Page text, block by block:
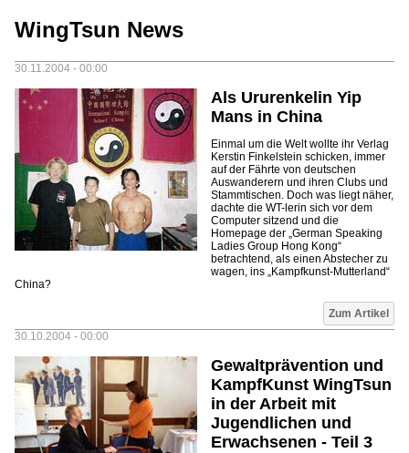
WingTsun News
30.11.2004 - 00:00
Als Ururenkelin Yip
Mans in China
Einmal um die Welt wollte ihr Verlag
Kerstin Finkelstein schicken, immer
auf der Fährte von deutschen
Auswanderern und ihren Clubs und
Stammtischen. Doch was liegt näher,
dachte die WT-lerin sich vor dem
Computer sitzend und die
Homepage der „German Speaking
Ladies Group Hong Kong“
betrachtend, als einen Abstecher zu
wagen, ins „Kampfkunst-Mutterland“
China?
Zum Artikel
30.10.2004 - 00:00
Gewaltprävention und
KampfKunst WingTsun
in der Arbeit mit
Jugendlichen und
Erwachsenen - Teil 3